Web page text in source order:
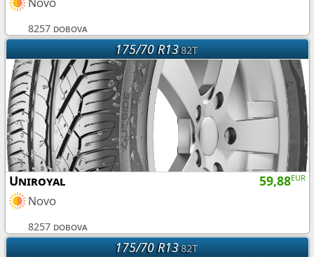
8257 dobova
175/70 R1382T
59,88EUR
Uniroyal
Novo
8257 dobova
175/70 R1382T